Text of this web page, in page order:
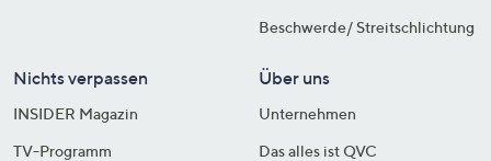
Beschwerde/ Streitschlichtung
Nichts verpassen
INSIDER Magazin
TV-Programm
Über uns
Unternehmen
Das alles ist QVC